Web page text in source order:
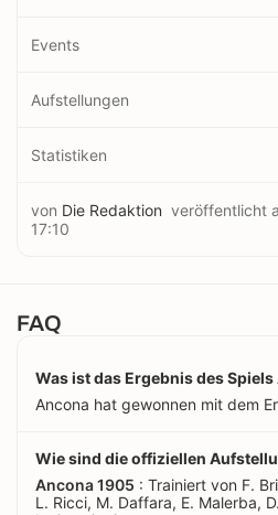
Events
Aufstellungen
Statistiken
von Die Redaktion veröffentlicht
17:10
FAQ
Was ist das Ergebnis des
Ancona hat gewonnen mit dem
Wie sind die offiziellen
Ancona 1905 : Trainiert von F.
L. Ricci, M. Daffara, E. Malerba,